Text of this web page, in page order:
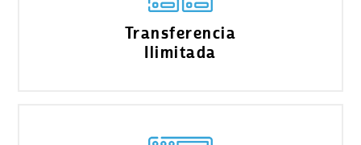
Transferencia
Ilimitada